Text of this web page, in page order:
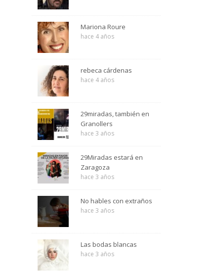
Mariona Roure
hace 4 años
rebeca cárdenas
hace 4 años
29miradas, también en
Granollers
hace 3 años
29Miradas estará en
Zaragoza
hace 3 años
No hables con extraños
hace 3 años
Las bodas blancas
hace 3 años